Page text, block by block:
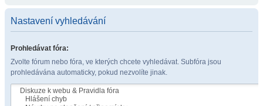
Nastavení vyhledávání
Prohledávat fóra:
Zvolte fórum nebo fóra, ve kterých chcete vyhledávat. Subfóra jsou
prohledávána automaticky, pokud nezvolíte jinak.